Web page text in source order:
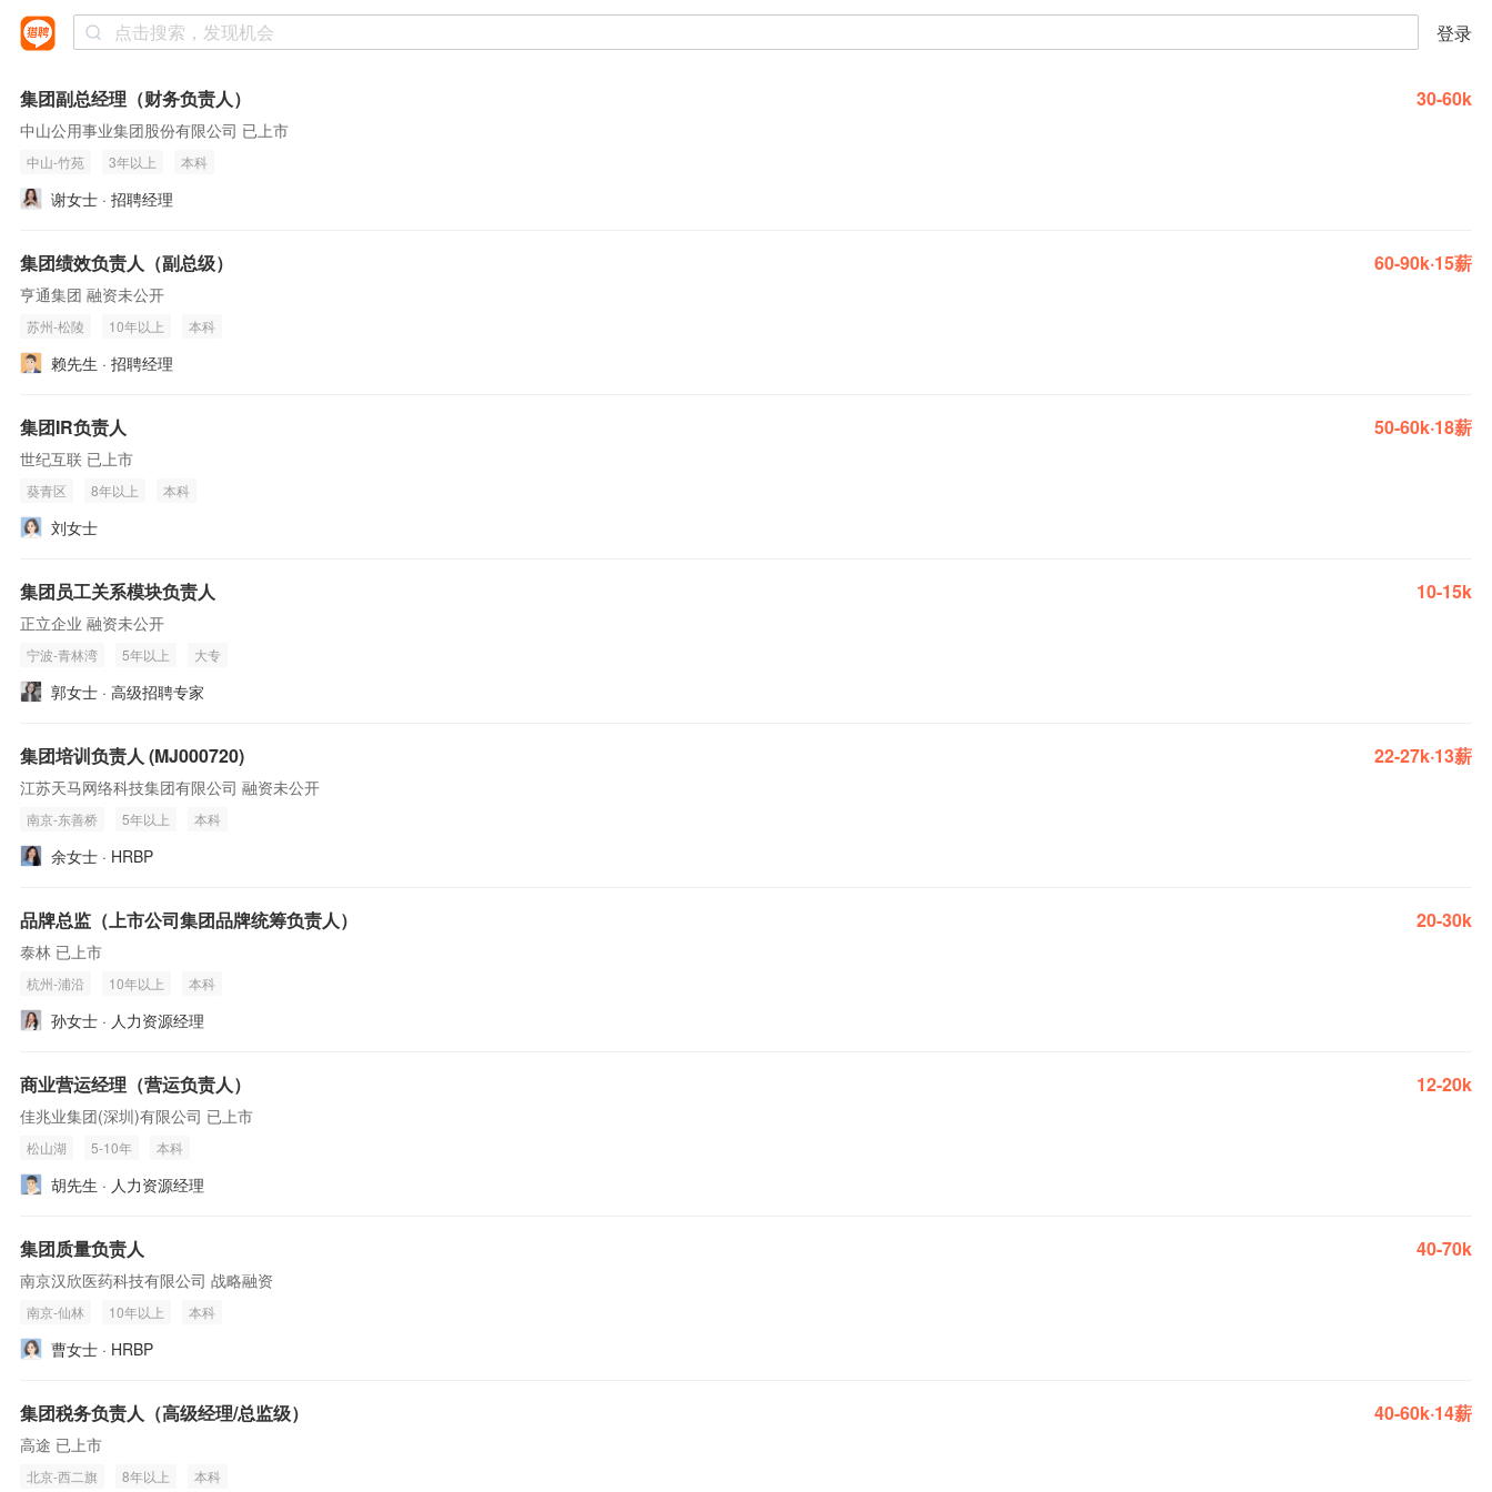
登录
集团副总经理（财务负责人） 30-60k
中山公用事业集团股份有限公司 已上市
中山-竹苑 3年以上 本科
谢女士 · 招聘经理
集团绩效负责人（副总级） 60-90k·15薪
亨通集团 融资未公开
苏州-松陵 10年以上 本科
赖先生 · 招聘经理
集团IR负责人 50-60k·18薪
世纪互联 已上市
葵青区 8年以上 本科
刘女士
集团员工关系模块负责人 10-15k
正立企业 融资未公开
宁波-青林湾 5年以上 大专
郭女士 · 高级招聘专家
集团培训负责人 (MJ000720) 22-27k·13薪
江苏天马网络科技集团有限公司 融资未公开
南京-东善桥 5年以上 本科
余女士 · HRBP
品牌总监（上市公司集团品牌统筹负责人） 20-30k
泰林 已上市
杭州-浦沿 10年以上 本科
孙女士 · 人力资源经理
商业营运经理（营运负责人） 12-20k
佳兆业集团(深圳)有限公司 已上市
松山湖 5-10年 本科
胡先生 · 人力资源经理
集团质量负责人 40-70k
南京汉欣医药科技有限公司 战略融资
南京-仙林 10年以上 本科
曹女士 · HRBP
集团税务负责人（高级经理/总监级） 40-60k·14薪
高途 已上市
北京-西二旗 8年以上 本科